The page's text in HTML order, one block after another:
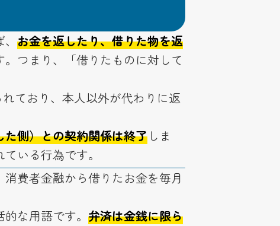
お金を返したり、借りた物を返
。つまり、「借りたものに対して
ており、本人以外が代わりに返
た側）との契約関係は終了 しま
いる行為です。
費者金融から借りたお金を毎月
な用語です。 弁済は金銭に限ら